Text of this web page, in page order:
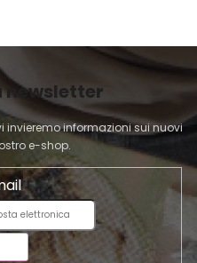
invieremo informazioni sui nuovi
e-shop.